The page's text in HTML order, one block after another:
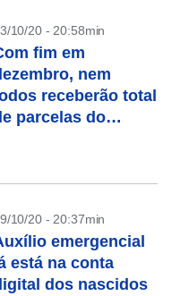
10/20 - 20:58min
fim em
nem
receberão total
parcelas do
10/20 - 20:37min
emergencial
está na conta
dos nascidos